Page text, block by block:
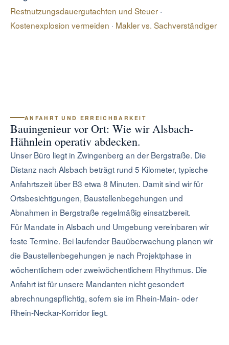
Restnutzungsdauergutachten und Steuer ·
Kostenexplosion vermeiden · Makler vs. Sachverständiger
ANFAHRT UND ERREICHBARKEIT
Bauingenieur vor Ort: Wie wir Alsbach-
Hähnlein operativ abdecken.
Unser Büro liegt in Zwingenberg an der Bergstraße. Die
Distanz nach Alsbach beträgt rund 5 Kilometer, typische
Anfahrtszeit über B3 etwa 8 Minuten. Damit sind wir für
Ortsbesichtigungen, Baustellenbegehungen und
Abnahmen in Bergstraße regelmäßig einsatzbereit.
Für Mandate in Alsbach und Umgebung vereinbaren wir
feste Termine. Bei laufender Bauüberwachung planen wir
die Baustellenbegehungen je nach Projektphase in
wöchentlichem oder zweiwöchentlichem Rhythmus. Die
Anfahrt ist für unsere Mandanten nicht gesondert
abrechnungspflichtig, sofern sie im Rhein-Main- oder
Rhein-Neckar-Korridor liegt.